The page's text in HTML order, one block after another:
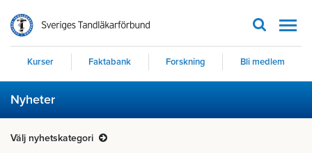
Kurser Faktabank Forskning Bli medlem
Nyheter
Välj nyhetskategori